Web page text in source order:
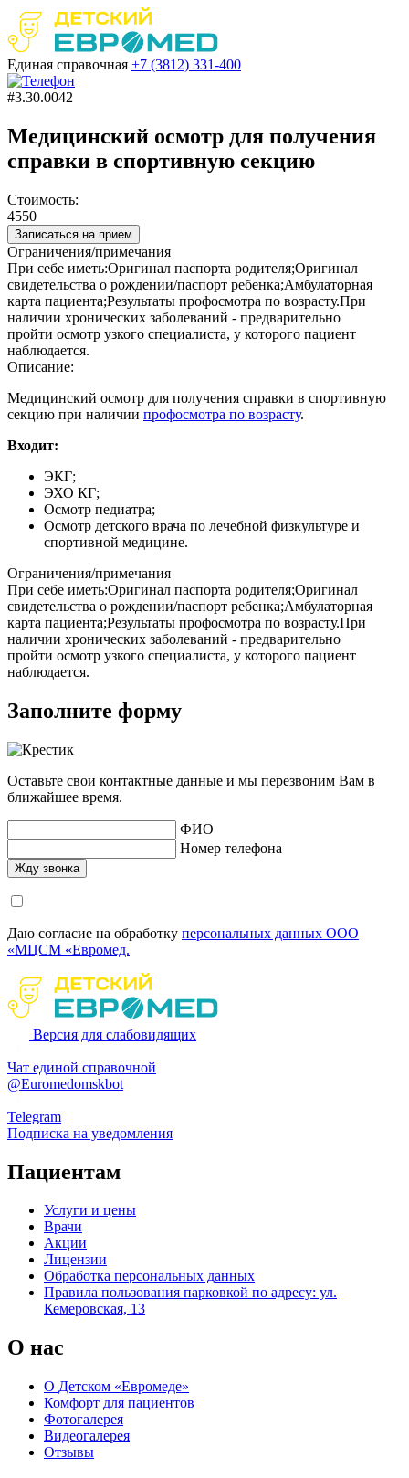
Единая справочная +7 (3812) 331-400
#3.30.0042
Медицинский осмотр для получения
справки в спортивную секцию
Стоимость:
4550
Записаться на прием
Ограничения/примечания
При себе иметь:Оригинал паспорта родителя;Оригинал
свидетельства о рождении/паспорт ребенка;Амбулаторная
карта пациента;Результаты профосмотра по возрасту.При
наличии хронических заболеваний - предварительно
пройти осмотр узкого специалиста, у которого пациент
наблюдается.
Описание:
Медицинский осмотр для получения справки в спортивную
секцию при наличии профосмотра по возрасту.
Входит:
ЭКГ;
ЭХО КГ;
Осмотр педиатра;
Осмотр детского врача по лечебной физкультуре и
спортивной медицине.
Ограничения/примечания
При себе иметь:Оригинал паспорта родителя;Оригинал
свидетельства о рождении/паспорт ребенка;Амбулаторная
карта пациента;Результаты профосмотра по возрасту.При
наличии хронических заболеваний - предварительно
пройти осмотр узкого специалиста, у которого пациент
наблюдается.
Заполните форму
Оставьте свои контактные данные и мы перезвоним Вам в
ближайшее время.
ФИО
Номер телефона
Даю согласие на обработку персональных данных ООО
«МЦСМ «Евромед.
Версия для слабовидящих
Чат единой справочной
@Euromedomskbot
Telegram
Подписка на уведомления
Пациентам
Услуги и цены
Врачи
Акции
Лицензии
Обработка персональных данных
Правила пользования парковкой по адресу: ул.
Кемеровская, 13
О нас
О Детском «Евромеде»
Комфорт для пациентов
Фотогалерея
Видеогалерея
Отзывы